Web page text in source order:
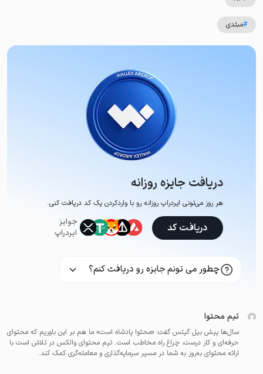
#مبتدی
دریافت جایزه روزانه
هر روز می‌تونی ایردراپ روزانه رو با وارد‌کردن یک کد دریافت کنی.
جوایز
ایردراپ
دریافت کد
چطور می تونم جایزه رو دریافت کنم؟
تیم محتوا
سال‌ها پیش بیل گیتس گفت: «محتوا پادشاه است» ما هم بر این باوریم که محتوای
حرفه‌ای و کار درست، چراغ راه مخاطب است. تیم محتوای والکس در تلاش است با
ارائه محتوای به‌روز به شما در مسیر سرمایه‌گذاری و معامله‌گری کمک کند.